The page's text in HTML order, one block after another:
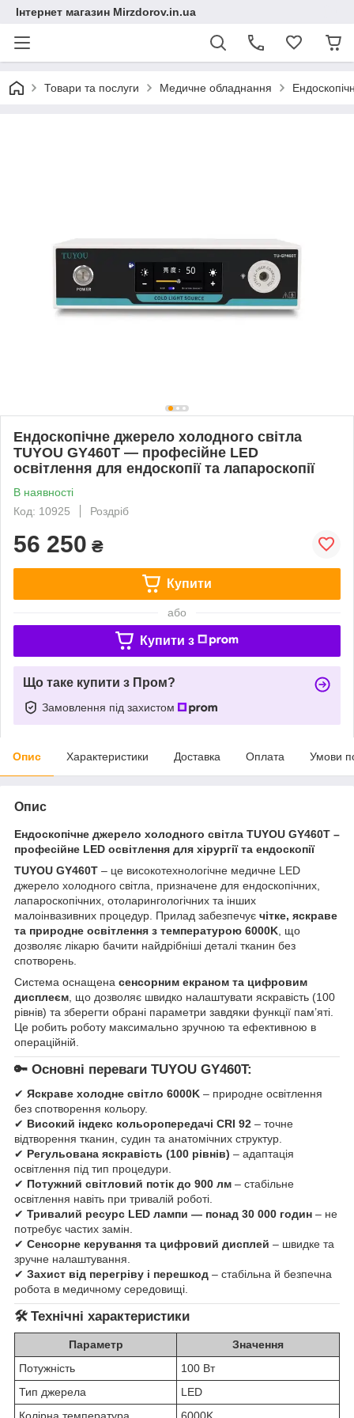
Інтернет магазин Mirzdorov.in.ua
Товари та послуги Медичне обладнання
Ендоскопічне джерело холодного світла
TUYOU GY460T — професійне LED
освітлення для ендоскопії та лапароскопії
В наявності
Код: 10925
Роздріб
56 250 ₴
Купити
або
Купити з
Що таке купити з Пром?
Замовлення під захистом
Опис Характеристики Доставка Оплата Умови
Опис
Ендоскопічне джерело холодного світла TUYOU GY460T –
професійне LED освітлення для хірургії та ендоскопії
TUYOU GY460T – це високотехнологічне медичне LED
джерело холодного світла, призначене для ендоскопічних,
лапароскопічних, отоларингологічних та інших
малоінвазивних процедур. Прилад забезпечує чітке, яскраве
та природне освітлення з температурою 6000K , що
дозволяє лікарю бачити найдрібніші деталі тканин без
спотворень.
Система оснащена сенсорним екраном та цифровим
дисплеєм , що дозволяє швидко налаштувати яскравість (100
рівнів) та зберегти обрані параметри завдяки функції пам’яті.
Це робить роботу максимально зручною та ефективною в
операційній.
🔑 Основні переваги TUYOU GY460T:
✔ Яскраве холодне світло 6000K – природне освітлення
без спотворення кольору.
✔ Високий індекс кольоропередачі CRI 92 – точне
відтворення тканин, судин та анатомічних структур.
✔ Регульована яскравість (100 рівнів) – адаптація
освітлення під тип процедури.
✔ Потужний світловий потік до 900 лм – стабільне
освітлення навіть при тривалій роботі.
✔ Тривалий ресурс LED лампи — понад 30 000 годин – не
потребує частих замін.
✔ Сенсорне керування та цифровий дисплей – швидке та
зручне налаштування.
✔ Захист від перегріву і перешкод – стабільна й безпечна
робота в медичному середовищі.
🛠 Технічні характеристики
Параметр
Значення
Потужність
100 Вт
Тип джерела
LED